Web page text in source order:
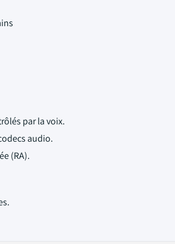
par la voix.
audio.
(RA).